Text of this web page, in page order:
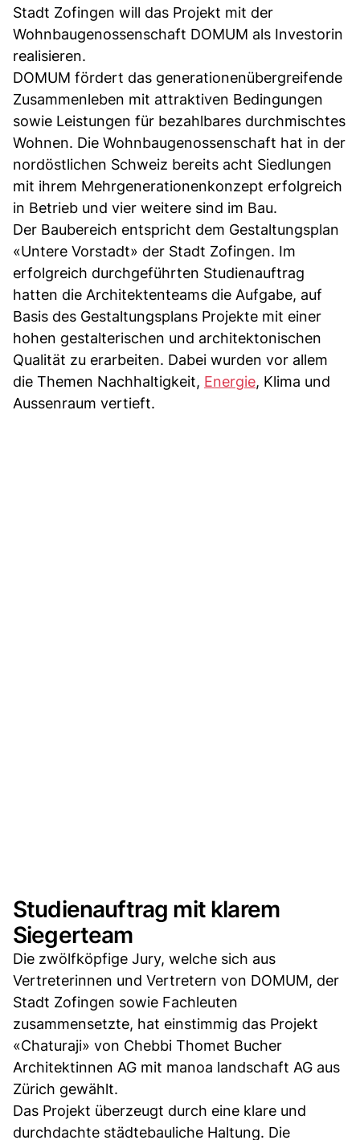
Stadt Zofingen will das Projekt mit der
Wohnbaugenossenschaft DOMUM als Investorin
realisieren.
DOMUM fördert das generationenübergreifende
Zusammenleben mit attraktiven Bedingungen
sowie Leistungen für bezahlbares durchmischtes
Wohnen. Die Wohnbaugenossenschaft hat in der
nordöstlichen Schweiz bereits acht Siedlungen
mit ihrem Mehrgenerationenkonzept erfolgreich
in Betrieb und vier weitere sind im Bau.
Der Baubereich entspricht dem Gestaltungsplan
«Untere Vorstadt» der Stadt Zofingen. Im
erfolgreich durchgeführten Studienauftrag
hatten die Architektenteams die Aufgabe, auf
Basis des Gestaltungsplans Projekte mit einer
hohen gestalterischen und architektonischen
Qualität zu erarbeiten. Dabei wurden vor allem
die Themen Nachhaltigkeit, Energie, Klima und
Aussenraum vertieft.
Studienauftrag mit klarem
Siegerteam
Die zwölfköpfige Jury, welche sich aus
Vertreterinnen und Vertretern von DOMUM, der
Stadt Zofingen sowie Fachleuten
zusammensetzte, hat einstimmig das Projekt
«Chaturaji» von Chebbi Thomet Bucher
Architektinnen AG mit manoa landschaft AG aus
Zürich gewählt.
Das Projekt überzeugt durch eine klare und
durchdachte städtebauliche Haltung. Die